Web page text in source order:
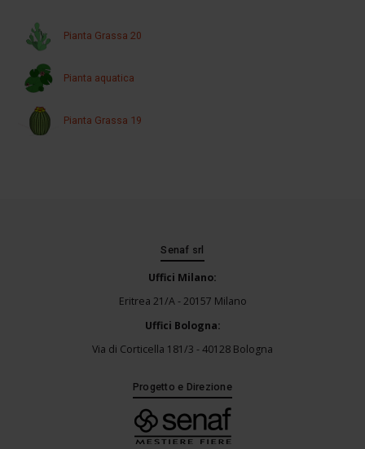
Pianta Grassa 20
Pianta aquatica
Pianta Grassa 19
Senaf srl
Uffici Milano:
Eritrea 21/A - 20157 Milano
Uffici Bologna:
Via di Corticella 181/3 - 40128 Bologna
Progetto e Direzione